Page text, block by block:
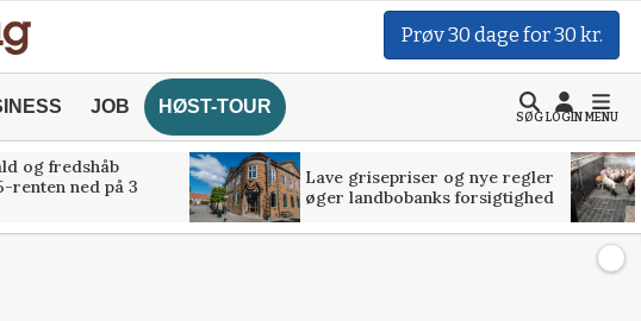
Prøv 30 dage for 30 kr.
JOB HØST-TOUR
SØGLOGINMENU
og fredshåb
renten ned på 3
Lave grisepriser og nye regler
øger landbobanks forsigtighed